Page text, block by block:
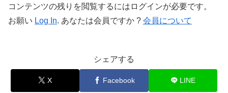
コンテンツの残りを閲覧するにはログインが必要です。
お願い Log In. あなたは会員ですか ? 会員について
シェアする
X Facebook LINE